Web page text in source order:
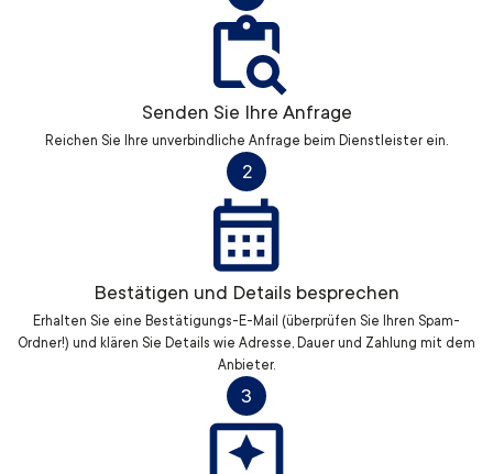
Senden Sie Ihre Anfrage
Reichen Sie Ihre unverbindliche Anfrage beim Dienstleister ein.
2
Bestätigen und Details besprechen
Erhalten Sie eine Bestätigungs-E-Mail (überprüfen Sie Ihren Spam-
Ordner!) und klären Sie Details wie Adresse, Dauer und Zahlung mit dem
Anbieter.
3